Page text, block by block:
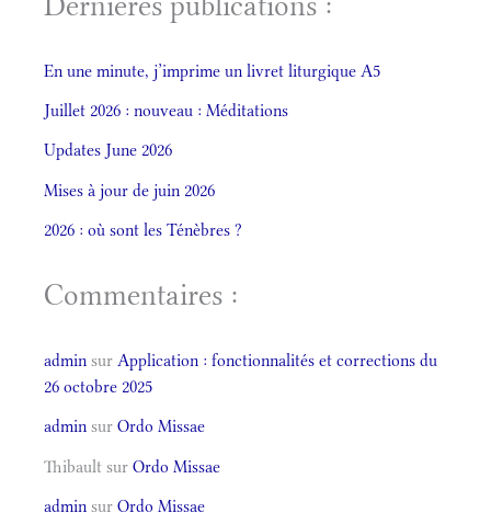
En une minute, j’imprime un livret liturgique A5
Juillet 2026 : nouveau : Méditations
Updates June 2026
Mises à jour de juin 2026
2026 : où sont les Ténèbres ?
Commentaires :
admin sur Application : fonctionnalités et corrections du
26 octobre 2025
admin sur Ordo Missae
Thibault sur Ordo Missae
admin sur Ordo Missae